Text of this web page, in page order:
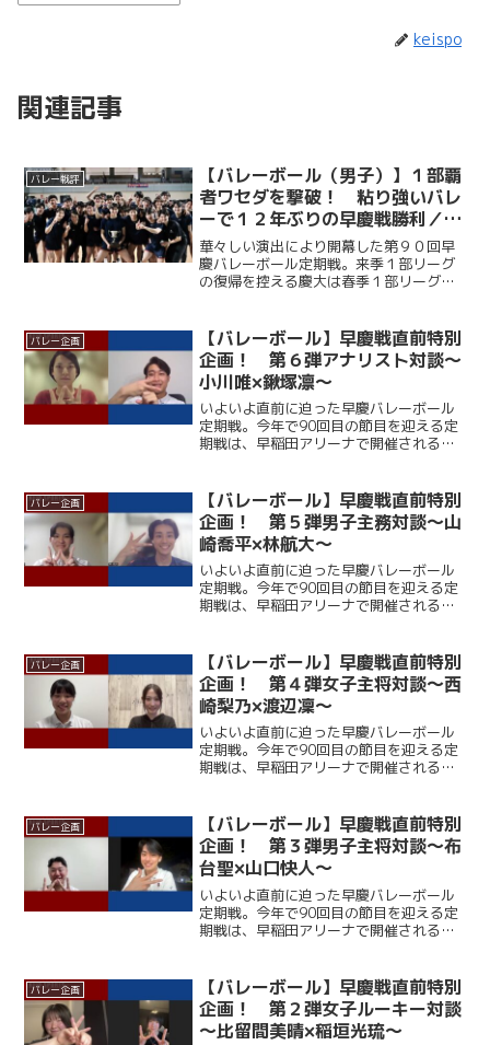
keispo
関連記事
バレー戦評
【バレーボール（男子）】１部覇
者ワセダを撃破！ 粘り強いバレ
ーで１２年ぶりの早慶戦勝利／第
９０回早慶バレーボール定期戦
華々しい演出により開幕した第９０回早
慶バレーボール定期戦。来季１部リーグ
の復帰を控える慶大は春季１部リーグ王
は中村玲央（総２・福大附大濠）が連続
得点を挙げるなど着実にリ...
バレー企画
【バレーボール】早慶戦直前特別
企画！ 第６弾アナリスト対談～
小川唯×鍬塚凛～
いよいよ直前に迫った早慶バレーボール
定期戦。今年で90回目の節目を迎える定
期戦は、早稲田アリーナで開催される。
ており、打倒・ワセダに向けて勢いに乗
っている。一方の早大...
バレー企画
【バレーボール】早慶戦直前特別
企画！ 第５弾男子主務対談～山
崎喬平×林航大～
いよいよ直前に迫った早慶バレーボール
定期戦。今年で90回目の節目を迎える定
期戦は、早稲田アリーナで開催される。
ており、打倒・ワセダに向けて勢いに乗
っている。一方の早大...
バレー企画
【バレーボール】早慶戦直前特別
企画！ 第４弾女子主将対談～西
崎梨乃×渡辺凜～
いよいよ直前に迫った早慶バレーボール
定期戦。今年で90回目の節目を迎える定
期戦は、早稲田アリーナで開催される。
ており、打倒・ワセダに向けて勢いに乗
っている。一方の早大...
バレー企画
【バレーボール】早慶戦直前特別
企画！ 第３弾男子主将対談～布
台聖×山口快人～
いよいよ直前に迫った早慶バレーボール
定期戦。今年で90回目の節目を迎える定
期戦は、早稲田アリーナで開催される。
ており、打倒・ワセダに向けて勢いに乗
っている。一方の早大...
バレー企画
【バレーボール】早慶戦直前特別
企画！ 第２弾女子ルーキー対談
～比留間美晴×稲垣光琉～